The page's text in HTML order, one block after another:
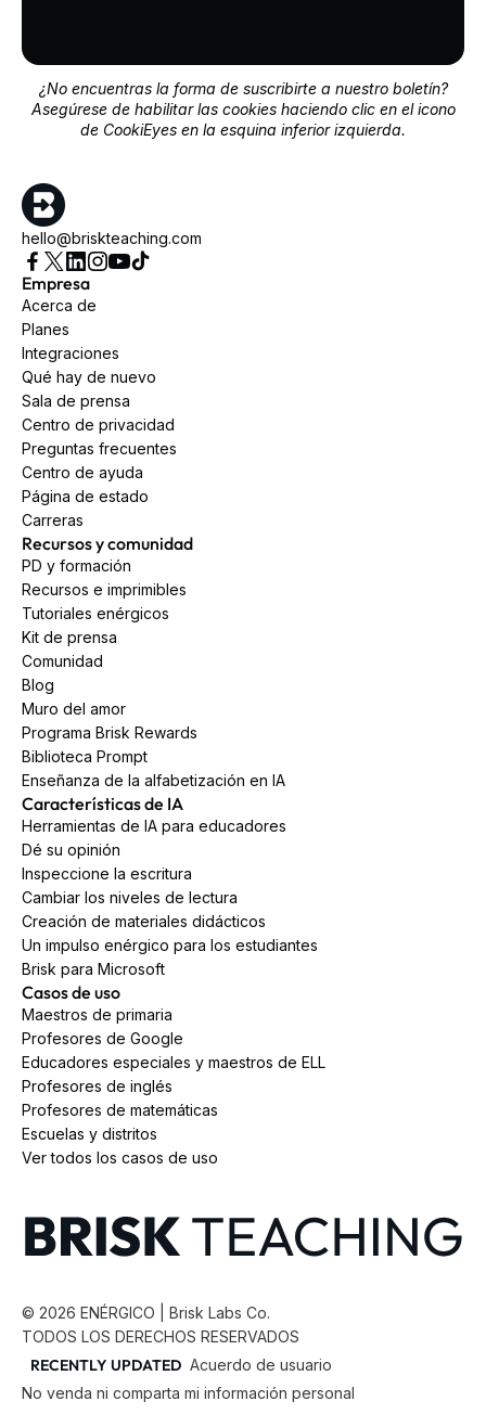
¿No encuentras la forma de suscribirte a nuestro boletín?
Asegúrese de habilitar las cookies haciendo clic en el icono
de CookiEyes en la esquina inferior izquierda.
hello@briskteaching.com
Empresa
Acerca de
Planes
Integraciones
Qué hay de nuevo
Sala de prensa
Centro de privacidad
Preguntas frecuentes
Centro de ayuda
Página de estado
Carreras
Recursos y comunidad
PD y formación
Recursos e imprimibles
Tutoriales enérgicos
Kit de prensa
Comunidad
Blog
Muro del amor
Programa Brisk Rewards
Biblioteca Prompt
Enseñanza de la alfabetización en IA
Características de IA
Herramientas de IA para educadores
Dé su opinión
Inspeccione la escritura
Cambiar los niveles de lectura
Creación de materiales didácticos
Un impulso enérgico para los estudiantes
Brisk para Microsoft
Casos de uso
Maestros de primaria
Profesores de Google
Educadores especiales y maestros de ELL
Profesores de inglés
Profesores de matemáticas
Escuelas y distritos
Ver todos los casos de uso
© 2026 ENÉRGICO | Brisk Labs Co.
TODOS LOS DERECHOS RESERVADOS
RECENTLY UPDATED Acuerdo de usuario
No venda ni comparta mi información personal